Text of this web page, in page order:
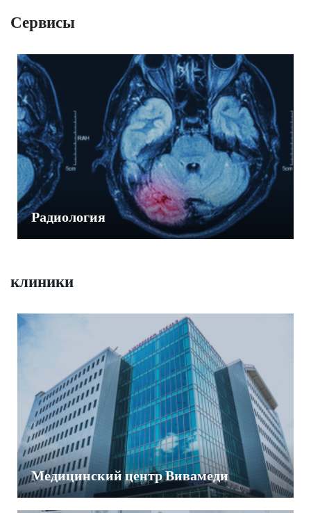
Сервисы
Радиология
клиники
Медицинский центр Вивамеди